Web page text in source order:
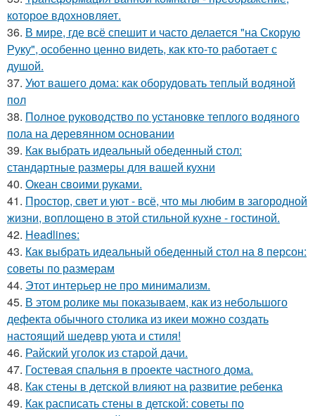
которое вдохновляет.
36. В мире, где всё спешит и часто делается "на Скорую
Руку", особенно ценно видеть, как кто-то работает с
душой.
37. Уют вашего дома: как оборудовать теплый водяной
пол
38. Полное руководство по установке теплого водяного
пола на деревянном основании
39. Как выбрать идеальный обеденный стол:
стандартные размеры для вашей кухни
40. Океан своими руками.
41. Простор, свет и уют - всё, что мы любим в загородной
жизни, воплощено в этой стильной кухне - гостиной.
42. Headlines:
43. Как выбрать идеальный обеденный стол на 8 персон:
советы по размерам
44. Этот интерьер не про минимализм.
45. В этом ролике мы показываем, как из небольшого
дефекта обычного столика из икеи можно создать
настоящий шедевр уюта и стиля!
46. Райский уголок из старой дачи.
47. Гостевая спальня в проекте частного дома.
48. Как стены в детской влияют на развитие ребенка
49. Как расписать стены в детской: советы по